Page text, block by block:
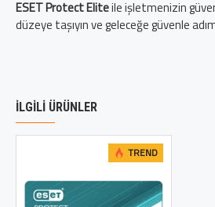
ESET Protect Eliteile işletmenizin
düzeye taşıyın ve geleceğe güvenle
İLGILI ÜRÜNLER
TREND